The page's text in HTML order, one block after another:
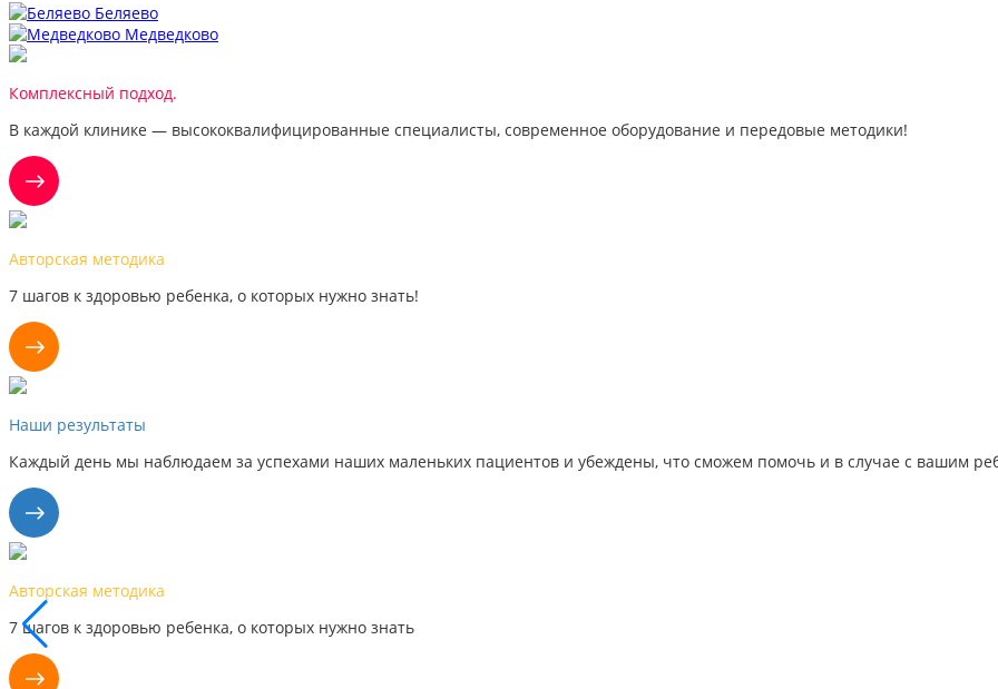
Беляево
Медведково
Комплексный подход.
В каждой клинике — высококвалифицированные специалисты, современное оборудование и передовые методики!
Авторская методика
7 шагов к здоровью ребенка, о которых нужно знать!
Наши результаты
Каждый день мы наблюдаем за успехами наших маленьких пациентов и убеждены, что сможем помочь и в случае с вашим
Авторская методика
7 шагов к здоровью ребенка, о которых нужно знать